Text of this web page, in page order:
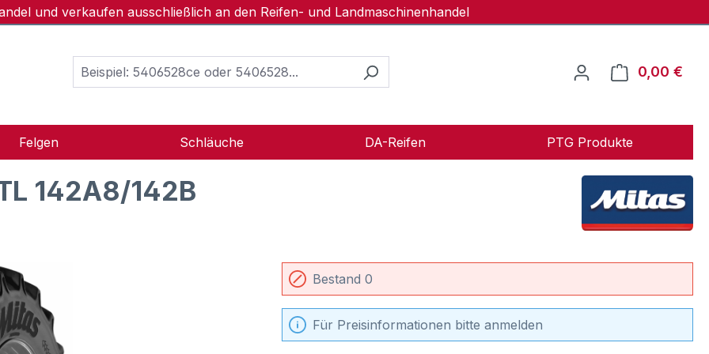
und verkaufen ausschließlich an den Reifen- und Landmaschinenhandel
0,00 €
Felgen Schläuche DA-Reifen PTG Produkte
142A8/142B
Bestand 0
Für Preisinformationen bitte anmelden